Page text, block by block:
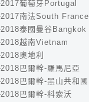
2017葡萄牙Portugal
2017南法South France
2018泰國曼谷Bangkok
2018越南Vietnam
2018奧地利
2018巴爾幹-羅馬尼亞
2018巴爾幹-黑山共和國
2018巴爾幹-科索沃